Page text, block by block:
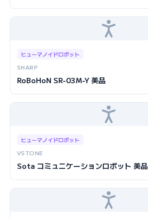
ヒューマノイドロボット
SHARP
RoBoHoN SR-03M-Y 美品
ヒューマノイドロボット
VSTONE
Sota コミュニケーションロボット 美品